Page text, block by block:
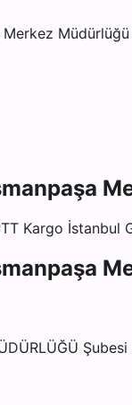
Müdürlüğü
Kargo İstanbul